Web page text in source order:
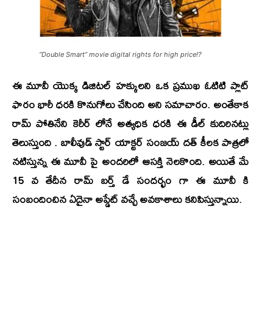
“Double Smart” movie digital rights for high price!?
ఈ మూవీ యొక్క డిజిటల్ హక్కులని ఒక ప్రముఖ ఓటిటి ప్లాట్
ఫారం భారీ ధరకి కొనుగోలు చేసింది అని సమాచారం. అంతేకాక
రామ్ పోతినేని కెరీర్ లోనే అత్యధిక ధరకి ఈ డీల్ కుదిరినట్లు
తెలుస్తుంది . బాలీవుడ్ స్టార్ యాక్టర్ సంజయ్ దత్కీలక పాత్రలో
నటిస్తున్న ఈ మూవీ పై అందరిలో ఆసక్తి నెలకొంది. అయితే మే
15 వ తేదీన రామ్ బర్త్ డే సందర్భం గా ఈ మూవీ కి
సంబందించిన ఏదైనా అప్డేట్ వచ్చే అవకాశాలు కనిపిస్తున్నాయి.